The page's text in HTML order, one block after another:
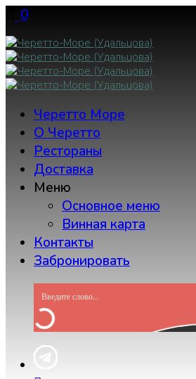
Skip
to
content
0
Черетто Море
О Черетто
Рестораны
Доставка
Меню
Основное меню
Винная карта
Контакты
Забронировать